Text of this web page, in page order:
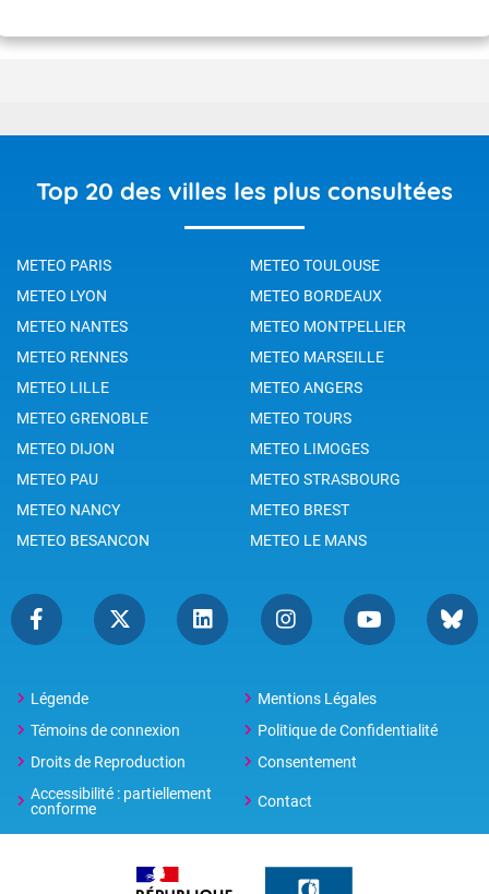
Top 20 des villes les plus consultées
METEO PARIS
METEO TOULOUSE
METEO LYON
METEO BORDEAUX
METEO NANTES
METEO MONTPELLIER
METEO RENNES
METEO MARSEILLE
METEO LILLE
METEO ANGERS
METEO GRENOBLE
METEO TOURS
METEO DIJON
METEO LIMOGES
METEO PAU
METEO STRASBOURG
METEO NANCY
METEO BREST
METEO BESANCON
METEO LE MANS
Légende
Mentions Légales
Témoins de connexion
Politique de Confidentialité
Droits de Reproduction
Consentement
Accessibilité : partiellement
conforme
Contact